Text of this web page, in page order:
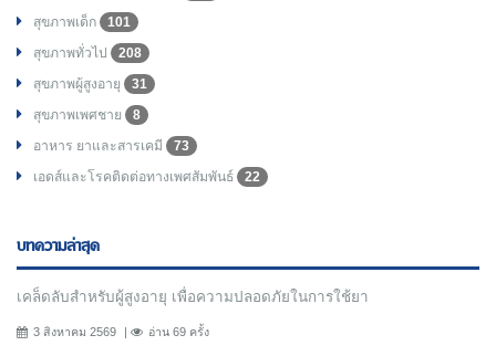
สุขภาพเด็ก
101
สุขภาพทั่วไป
208
สุขภาพผู้สูงอายุ
31
สุขภาพเพศชาย
8
อาหาร ยาและสารเคมี
73
เอดส์และโรคติดต่อทางเพศสัมพันธ์
22
บทความล่าสุด
เคล็ดลับสำหรับผู้สูงอายุ เพื่อความปลอดภัยในการใช้ยา
3 สิงหาคม 2569 อ่าน 69 ครั้ง